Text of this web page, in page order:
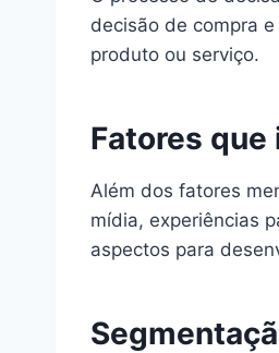
decisão de compra
produto ou serviço.
Fatores que
Além dos fatores
mídia, experiências
aspectos para